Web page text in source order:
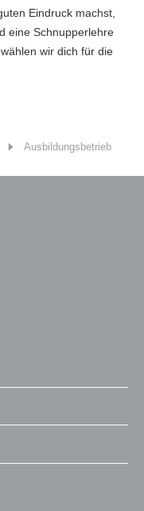
Eindruck machst,
eine Schnupperlehre
wir dich für die
Ausbildungsbetrieb